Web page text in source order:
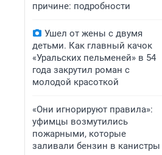
причине: подробности
Ушел от жены с двумя
детьми. Как главный качок
«Уральских пельменей» в 54
года закрутил роман с
молодой красоткой
«Они игнорируют правила»:
уфимцы возмутились
пожарными, которые
заливали бензин в канистры